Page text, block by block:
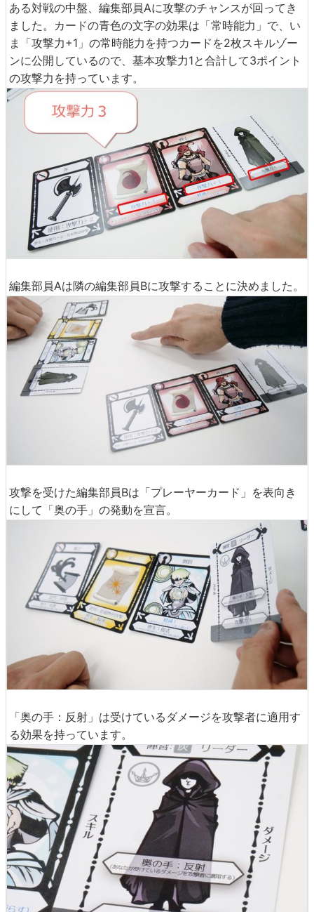
ある対戦の中盤、編集部員Aに攻撃のチャンスが回ってき
ました。カードの青色の文字の効果は「常時能力」で、い
ま「攻撃力+1」の常時能力を持つカードを2枚スキルゾー
ンに公開しているので、基本攻撃力1と合計して3ポイント
の攻撃力を持っています。
編集部員Aは隣の編集部員Bに攻撃することに決めました。
攻撃を受けた編集部員Bは「プレーヤーカード」を表向き
にして「奥の手」の発動を宣言。
「奥の手：反射」は受けているダメージを攻撃者に適用す
る効果を持っています。